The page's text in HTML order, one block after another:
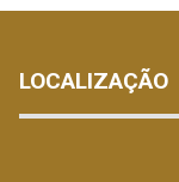
LOCALIZAÇÃO